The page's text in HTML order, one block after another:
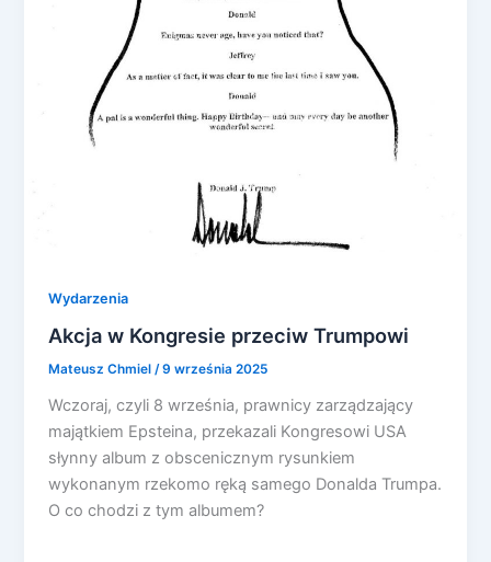
Wydarzenia
Akcja w Kongresie przeciw Trumpowi
Mateusz Chmiel/9 września 2025
Wczoraj, czyli 8 września, prawnicy zarządzający
majątkiem Epsteina, przekazali Kongresowi USA
słynny album z obscenicznym rysunkiem
wykonanym rzekomo ręką samego Donalda Trumpa.
O co chodzi z tym albumem?